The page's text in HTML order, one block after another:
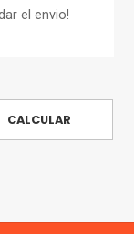
el envio!
CALCULAR